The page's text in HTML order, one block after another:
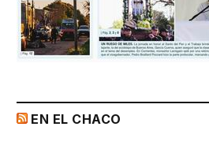
EN EL CHACO